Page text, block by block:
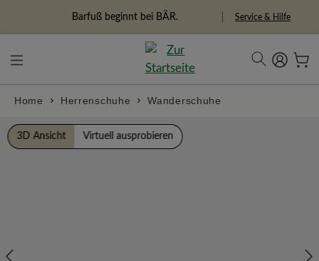
Freiheitspioniere Service & Hilfe
Home Herrenschuhe Wanderschuhe
Bildergalerie überspringen
3D Ansicht Virtuell ausprobieren